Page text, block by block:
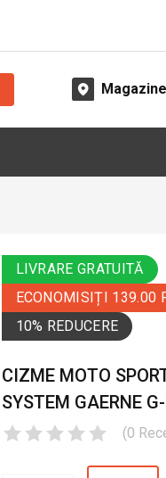
Magazine
LIVRARE GRATUITĂ
ECONOMISIȚI 139.00
10% REDUCERE
CIZME MOTO
SYSTEM GAERNE
(0